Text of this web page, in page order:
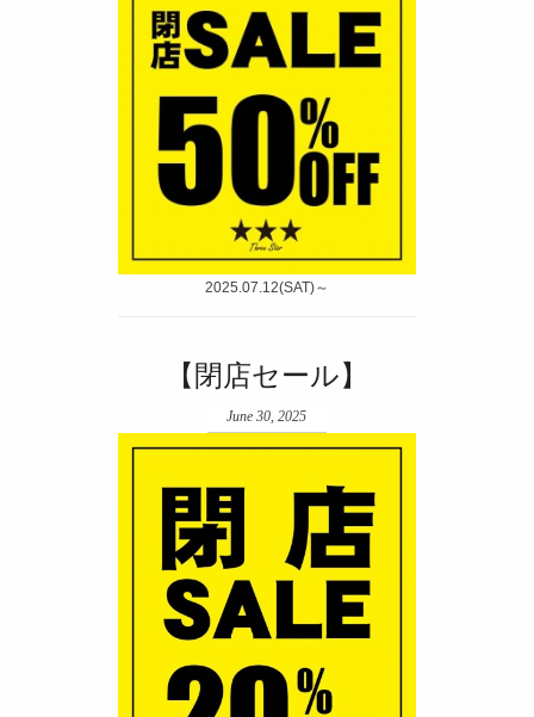
2025.07.12(SAT)～
【閉店セール】
June 30, 2025